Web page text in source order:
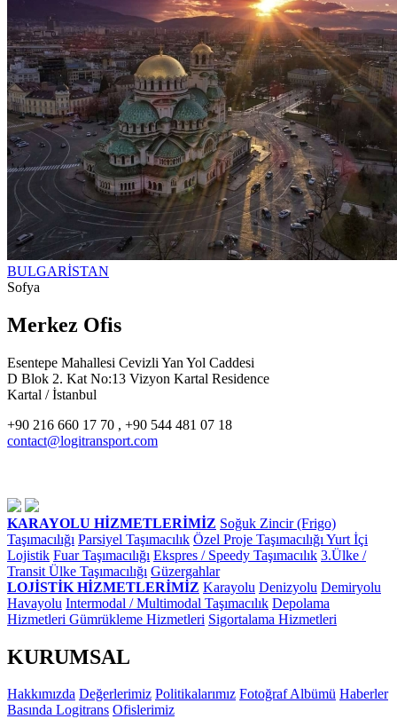
BULGARİSTAN
Sofya
Merkez Ofis
Esentepe Mahallesi Cevizli Yan Yol Caddesi
D Blok 2. Kat No:13 Vizyon Kartal Residence
Kartal / İstanbul
+90 216 660 17 70 , +90 544 481 07 18
contact@logitransport.com
KARAYOLU HİZMETLERİMİZ Soğuk Zincir (Frigo)
Taşımacılığı Parsiyel Taşımacılık Özel Proje Taşımacılığı Yurt İçi
Lojistik Fuar Taşımacılığı Ekspres / Speedy Taşımacılık 3.Ülke /
Transit Ülke Taşımacılığı Güzergahlar
LOJİSTİK HİZMETLERİMİZ Karayolu Denizyolu Demiryolu
Havayolu Intermodal / Multimodal Taşımacılık Depolama
Hizmetleri Gümrükleme Hizmetleri Sigortalama Hizmetleri
KURUMSAL
Hakkımızda Değerlerimiz Politikalarımız Fotoğraf Albümü Haberler
Basında Logitrans Ofislerimiz